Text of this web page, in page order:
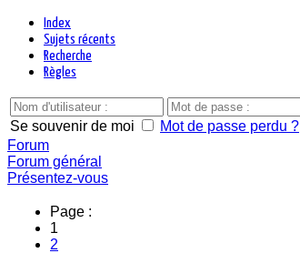
Index
Sujets récents
Recherche
Règles
Se souvenir de moi Mot de passe perdu ?
Forum
Forum général
Présentez-vous
Page :
1
2